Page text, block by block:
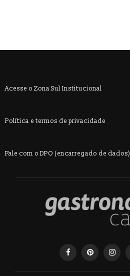
Acesse o Zona Sul Institucional
Política e termos de privacidade
Fale com o DPO (encarregado de dados)